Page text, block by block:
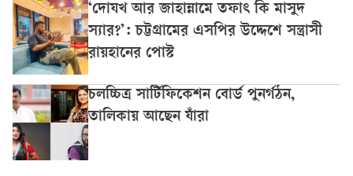
‘দোযখ আর জাহান্নামে তফাৎ কি মাসুদ
স্যার?’: চট্টগ্রামের এসপির উদ্দেশে সন্ত্রাসী
রায়হানের পোস্ট
চলচ্চিত্র সার্টিফিকেশন বোর্ড পুনর্গঠন,
তালিকায় আছেন যাঁরা